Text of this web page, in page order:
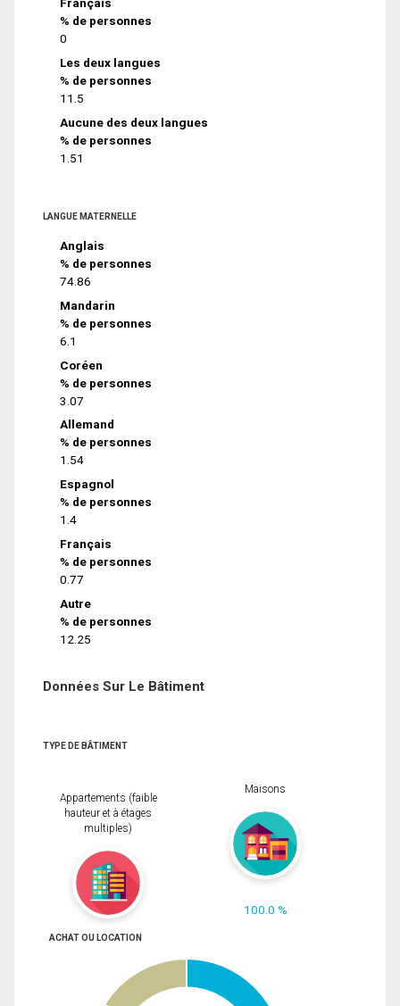
Français
% de personnes
0
Les deux langues
% de personnes
11.5
Aucune des deux langues
% de personnes
1.51
LANGUE MATERNELLE
Anglais
% de personnes
74.86
Mandarin
% de personnes
6.1
Coréen
% de personnes
3.07
Allemand
% de personnes
1.54
Espagnol
% de personnes
1.4
Français
% de personnes
0.77
Autre
% de personnes
12.25
Données Sur Le Bâtiment
TYPE DE BÂTIMENT
Appartements (faible
hauteur et à étages
multiples)
Maisons
100.0 %
ACHAT OU LOCATION